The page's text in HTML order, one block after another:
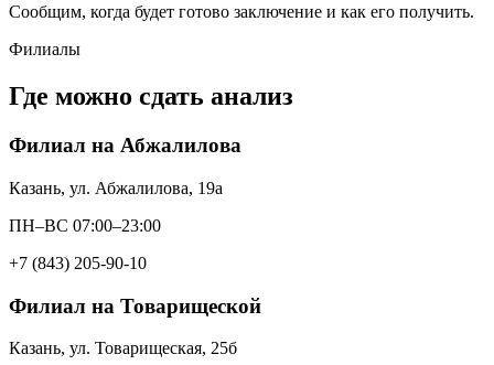
Сообщим, когда будет готово заключение и как его получить.
Филиалы
Где можно сдать анализ
Филиал на Абжалилова
Казань, ул. Абжалилова, 19а
ПН–ВС 07:00–23:00
+7 (843) 205-90-10
Филиал на Товарищеской
Казань, ул. Товарищеская, 25б